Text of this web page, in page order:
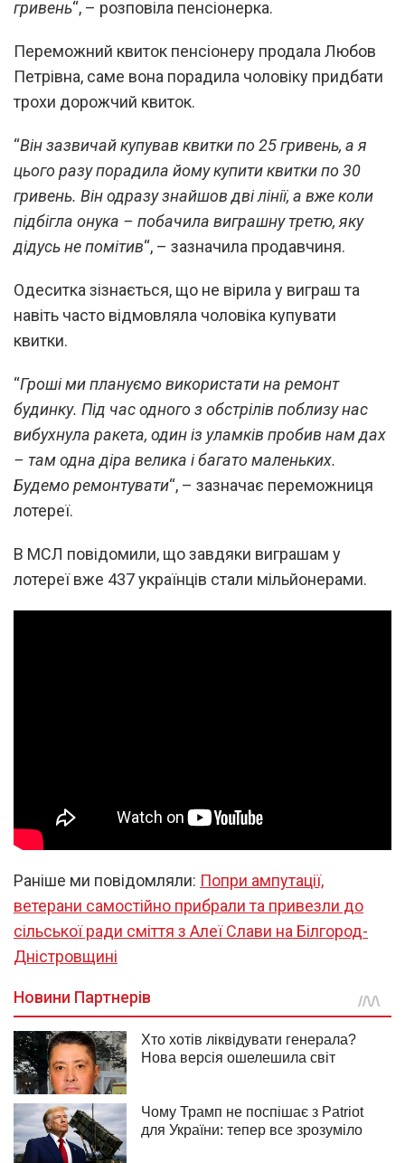
гривень“, – розповіла пенсіонерка.
Переможний квиток пенсіонеру продала Любов
Петрівна, саме вона порадила чоловіку придбати
трохи дорожчий квиток.
“Він зазвичай купував квитки по 25 гривень, а я
цього разу порадила йому купити квитки по 30
гривень. Він одразу знайшов дві лінії, а вже коли
підбігла онука – побачила виграшну третю, яку
дідусь не помітив“, – зазначила продавчиня.
Одеситка зізнається, що не вірила у виграш та
навіть часто відмовляла чоловіка купувати
квитки.
“Гроші ми плануємо використати на ремонт
будинку. Під час одного з обстрілів поблизу нас
вибухнула ракета, один із уламків пробив нам дах
– там одна діра велика і багато маленьких.
Будемо ремонтувати“, – зазначає переможниця
лотереї.
В МСЛ повідомили, що завдяки виграшам у
лотереї вже 437 українців стали мільйонерами.
Раніше ми повідомляли: Попри ампутації,
ветерани самостійно прибрали та привезли до
сільської ради сміття з Алеї Слави на Білгород-
Дністровщині